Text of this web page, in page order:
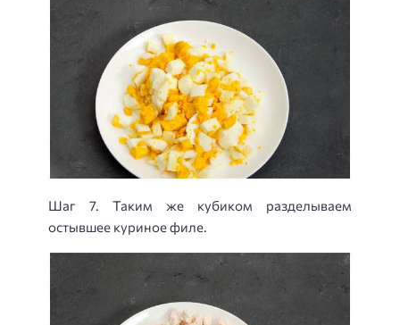
Шаг 7. Таким же кубиком разделываем
остывшее куриное филе.